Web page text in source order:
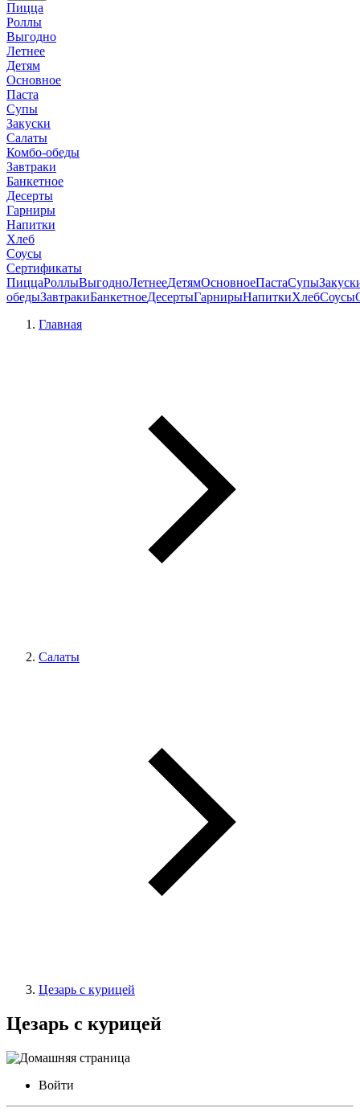
Пицца
Роллы
Выгодно
Летнее
Детям
Основное
Паста
Супы
Закуски
Салаты
Комбо-обеды
Завтраки
Банкетное
Десерты
Гарниры
Напитки
Хлеб
Соусы
Сертификаты
ПиццаРоллыВыгодноЛетнееДетямОсновноеПастаСупы
обедыЗавтракиБанкетноеДесертыГарнирыНапиткиХлебСоусы
Главная
Салаты
Цезарь с курицей
Цезарь с курицей
Войти